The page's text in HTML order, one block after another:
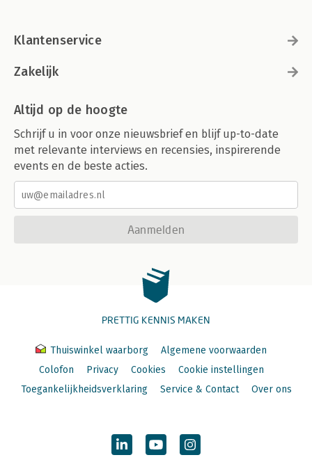
Klantenservice
Zakelijk
Altijd op de hoogte
Schrijf u in voor onze nieuwsbrief en blijf up-to-date
met relevante interviews en recensies, inspirerende
events en de beste acties.
Aanmelden
PRETTIG KENNIS MAKEN
Thuiswinkel waarborg
Algemene voorwaarden
Colofon
Privacy Cookies
Cookie instellingen
Toegankelijkheidsverklaring
Service & Contact Over ons